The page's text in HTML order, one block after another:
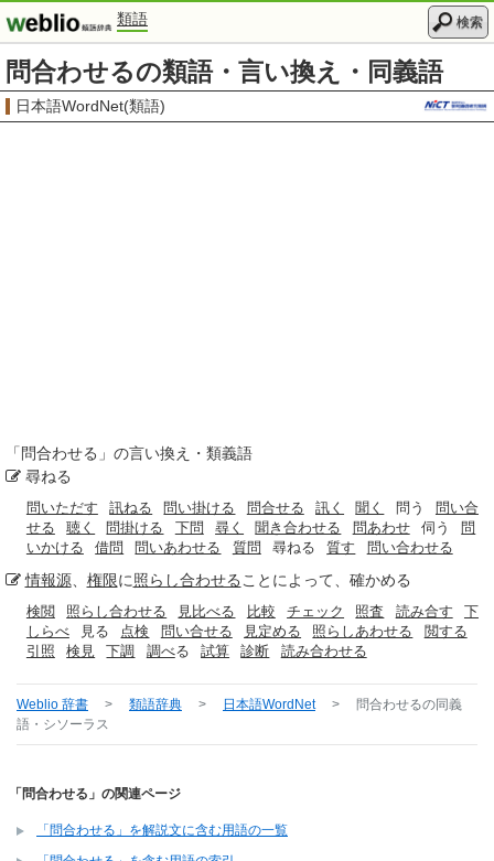
類語 検索
問合わせるの類語・言い換え・同義語
日本語WordNet(類語)
「 問合わせる 」の言い換え・類義語
尋ねる
問いただす 訊ねる 問い掛ける 問合せる 訊く 聞く 問う
問い合
せる
聴く 問掛ける 下問 尋く 聞き合わせる 問あわせ 伺う
問
いかける
借問 問いあわせる 質問 尋ねる 質す 問い合わせる
情報源、 権限に照らし合わせる ことによって、確かめる
検閲 照らし合わせる 見比べる 比較 チェック 照査 読み合す
下
しらべ
見る 点検 問い合せる 見定める 照らしあわせる
閲する
引照
検見 下調 調べる 試算 診断 読み合わせる
Weblio 辞書 > 類語辞典 > 日本語WordNet > 問合わせるの同義
語・シソーラス
「問合わせる」の関連ページ
「問合わせる」を解説文に含む用語の一覧